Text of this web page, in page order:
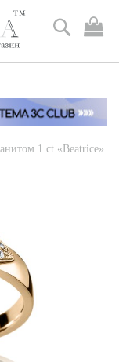
Поиск
1 ct «Beatrice»